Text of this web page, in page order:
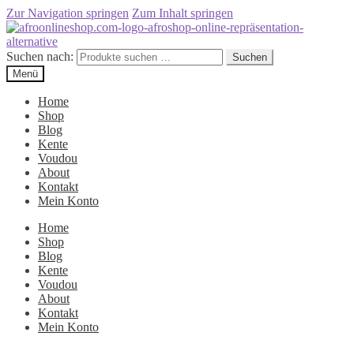
Zur Navigation springen Zum Inhalt springen
Suchen nach:
Suchen
Menü
Home
Shop
Blog
Kente
Voudou
About
Kontakt
Mein Konto
Home
Shop
Blog
Kente
Voudou
About
Kontakt
Mein Konto